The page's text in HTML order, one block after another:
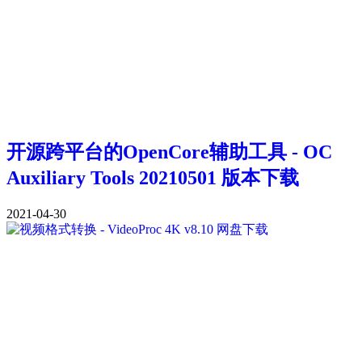
开源跨平台的OpenCore辅助工具 - OC
Auxiliary Tools 20210501 版本下载
2021-04-30